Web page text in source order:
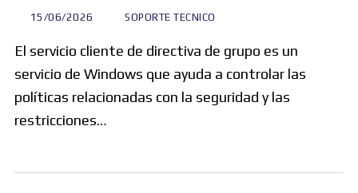
15/06/2026 SOPORTE TECNICO
El servicio cliente de directiva de grupo es un
servicio de Windows que ayuda a controlar las
políticas relacionadas con la seguridad y las
restricciones…